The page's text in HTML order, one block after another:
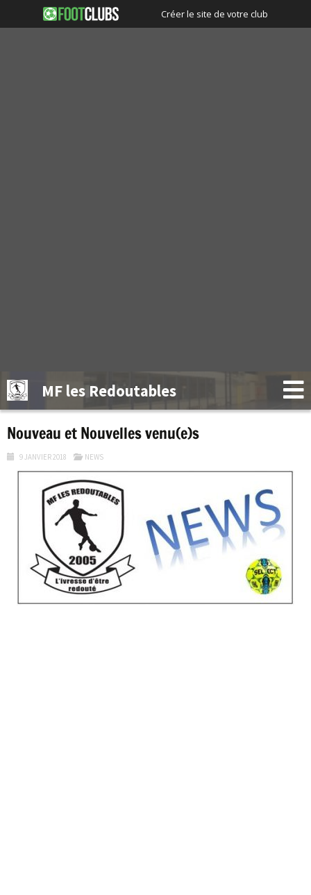
Créer le site de votre club
MF les Redoutables
Nouveau et Nouvelles venu(e)s
9 JANVIER 2018 NEWS